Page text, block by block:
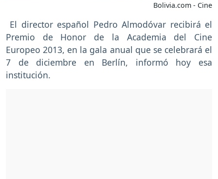
Bolivia.com - Cine
El director español Pedro Almodóvar recibirá el
Premio de Honor de la Academia del Cine
Europeo 2013, en la gala anual que se celebrará el
7 de diciembre en Berlín, informó hoy esa
institución.